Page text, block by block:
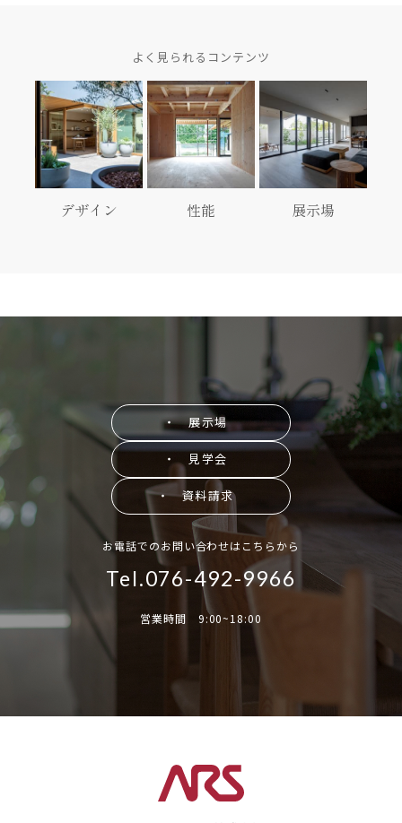
よく見られるコンテンツ
デザイン 性能 展示場
・ 展示場
・ 見学会
・ 資料請求
お電話でのお問い合わせはこちらから
Tel.076-492-9966
営業時間 9:00~18:00